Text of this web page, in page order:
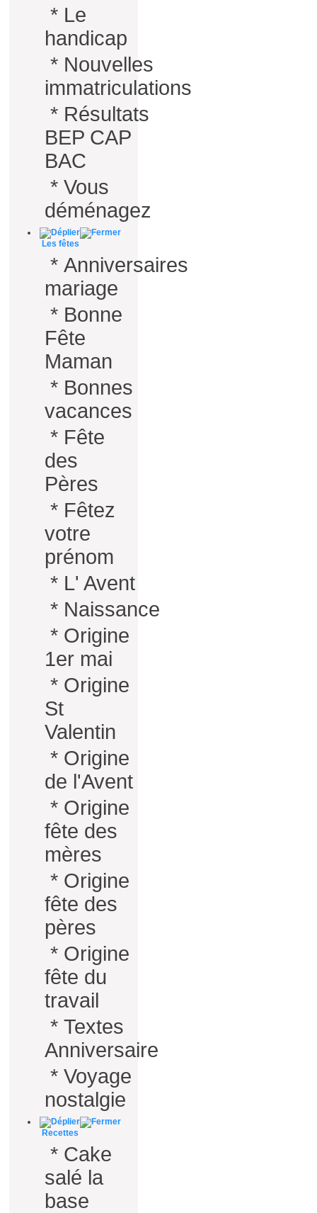
* Le
handicap
* Nouvelles
immatriculations
* Résultats
BEP CAP
BAC
* Vous
déménagez
Les fêtes
* Anniversaires
mariage
* Bonne
Fête
Maman
* Bonnes
vacances
* Fête
des
Pères
* Fêtez
votre
prénom
* L' Avent
* Naissance
* Origine
1er mai
* Origine
St
Valentin
* Origine
de l'Avent
* Origine
fête des
mères
* Origine
fête des
pères
* Origine
fête du
travail
* Textes
Anniversaire
* Voyage
nostalgie
Recettes
* Cake
salé la
base